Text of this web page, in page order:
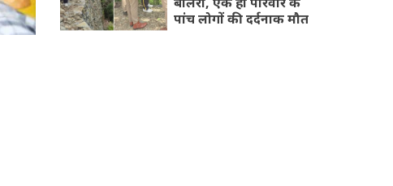
पांच लोगों की दर्दनाक मौत